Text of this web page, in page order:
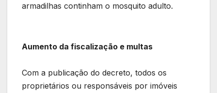
armadilhas continham o mosquito adulto.
Aumento da fiscalização e multas
Com a publicação do decreto, todos os
proprietários ou responsáveis por imóveis